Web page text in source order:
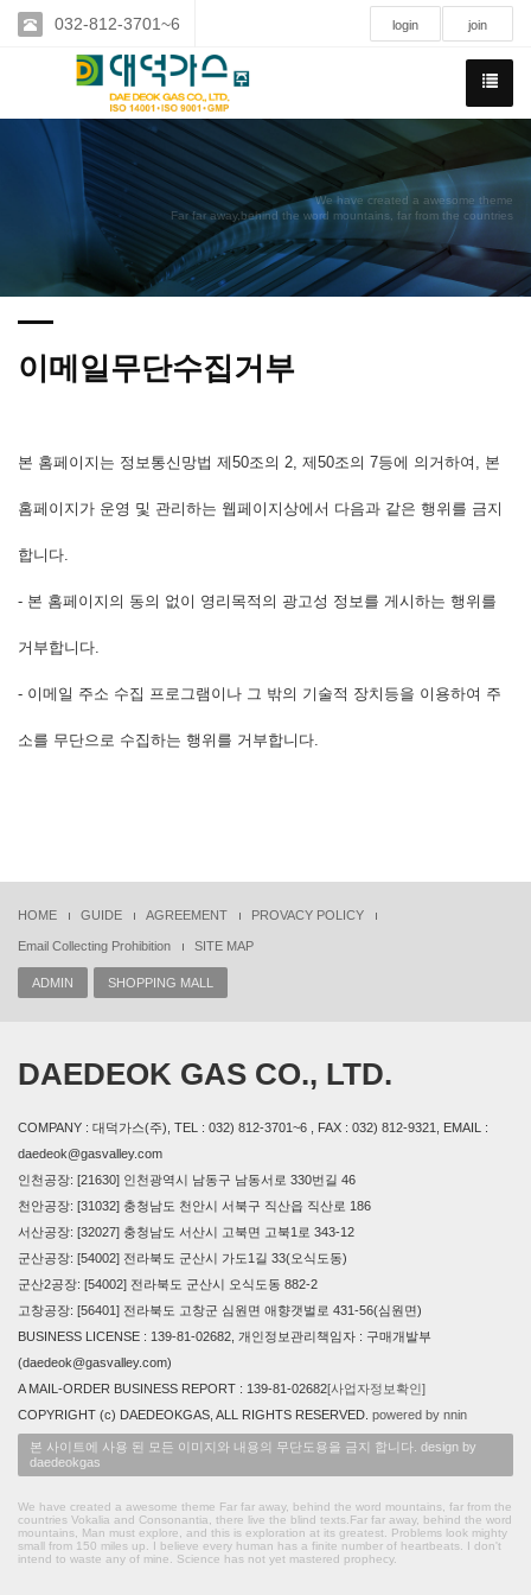
032-812-3701~6 login join
We have created a awesome theme
Far far away,behind the word mountains, far from the countries
이메일무단수집거부
본 홈페이지는 정보통신망법 제50조의 2, 제50조의 7등에 의거하여, 본
홈페이지가 운영 및 관리하는 웹페이지상에서 다음과 같은 행위를 금지
합니다.
- 본 홈페이지의 동의 없이 영리목적의 광고성 정보를 게시하는 행위를
거부합니다.
- 이메일 주소 수집 프로그램이나 그 밖의 기술적 장치등을 이용하여 주
소를 무단으로 수집하는 행위를 거부합니다.
HOME GUIDE AGREEMENT PROVACY POLICY
Email Collecting Prohibition SITE MAP
ADMIN SHOPPING MALL
DAEDEOK GAS CO., LTD.
COMPANY : 대덕가스(주), TEL : 032) 812-3701~6 , FAX : 032) 812-9321, EMAIL :
daedeok@gasvalley.com
인천공장: [21630] 인천광역시 남동구 남동서로 330번길 46
천안공장: [31032] 충청남도 천안시 서북구 직산읍 직산로 186
서산공장: [32027] 충청남도 서산시 고북면 고북1로 343-12
군산공장: [54002] 전라북도 군산시 가도1길 33(오식도동)
군산2공장: [54002] 전라북도 군산시 오식도동 882-2
고창공장: [56401] 전라북도 고창군 심원면 애향갯벌로 431-56(심원면)
BUSINESS LICENSE : 139-81-02682, 개인정보관리책임자 : 구매개발부
(daedeok@gasvalley.com)
A MAIL-ORDER BUSINESS REPORT : 139-81-02682[사업자정보확인]
COPYRIGHT (c) DAEDEOKGAS, ALL RIGHTS RESERVED. powered by nnin
본 사이트에 사용 된 모든 이미지와 내용의 무단도용을 금지 합니다. design by
daedeokgas
We have created a awesome theme Far far away, behind the word mountains, far from the
countries Vokalia and Consonantia, there live the blind texts.Far far away, behind the word
mountains, Man must explore, and this is exploration at its greatest. Problems look mighty
small from 150 miles up. I believe every human has a finite number of heartbeats. I don't
intend to waste any of mine. Science has not yet mastered prophecy.